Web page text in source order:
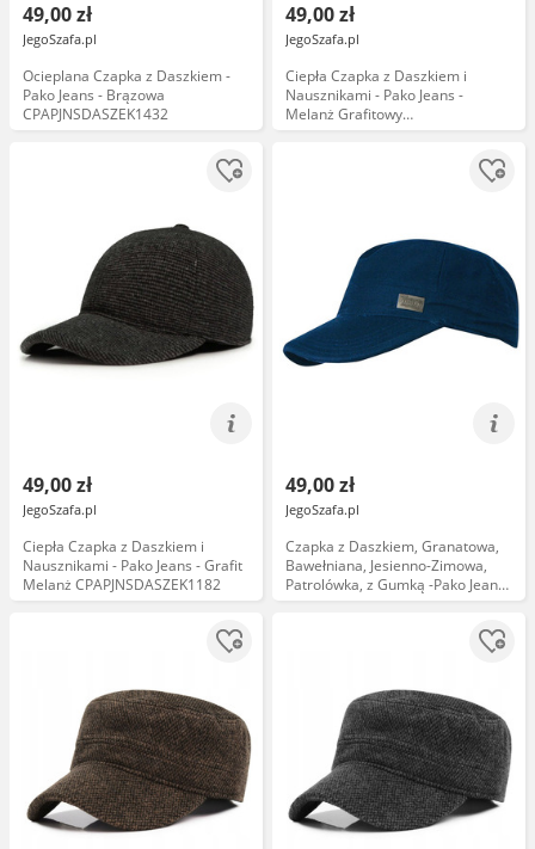
49,00 zł
JegoSzafa.pl
Ocieplana Czapka z Daszkiem -
Pako Jeans - Brązowa
CPAPJNSDASZEK1432
49,00 zł
JegoSzafa.pl
Ciepła Czapka z Daszkiem i
Nausznikami - Pako Jeans -
Melanż Grafitowy
CPAPJNSDASZEK1183
49,00 zł
JegoSzafa.pl
Ciepła Czapka z Daszkiem i
Nausznikami - Pako Jeans - Grafit
Melanż CPAPJNSDASZEK1182
49,00 zł
JegoSzafa.pl
Czapka z Daszkiem, Granatowa,
Bawełniana, Jesienno-Zimowa,
Patrolówka, z Gumką -Pako Jeans
CPAPJNSDASZEK742